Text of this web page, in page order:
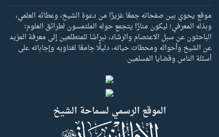
موقع يحوي بين صفحاته جمعًا غزيرًا من دعوة الشيخ، وعطائه العلمي،
وبذله المعرفي؛ ليكون منارًا يتجمع حوله الملتمسون لطرائق العلوم؛
الباحثون عن سبل الاعتصام والرشاد، نبراسًا للمتطلعين إلى معرفة المزيد
عن الشيخ وأحواله ومحطات حياته، دليلًا جامعًا لفتاويه وإجاباته على
أسئلة الناس وقضايا المسلمين.
الموقع الرسمي لسماحة الشيخ